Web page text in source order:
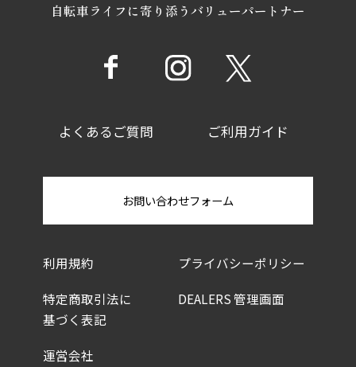
自転車ライフに寄り添うバリューパートナー
よくあるご質問 ご利用ガイド
利用規約 プライバシーポリシー
特定商取引法に
基づく表記
DEALERS 管理画面
運営会社
お問い合わせフォーム